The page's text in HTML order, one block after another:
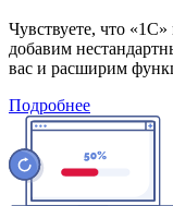
Чувствуете, что
добавим
вас и расширим
Подробнее